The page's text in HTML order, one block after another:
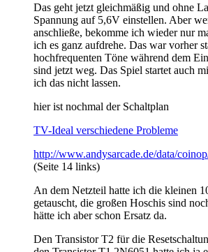
Das geht jetzt gleichmäßig und ohne
Spannung auf 5,6V einstellen. Aber
anschließe, bekomme ich wieder nur
ich es ganz aufdrehe. Das war vorher
hochfrequenten Töne während dem
sind jetzt weg. Das Spiel startet auch
ich das nicht lassen.
hier ist nochmal der Schaltplan
TV-Ideal verschiedene Probleme
http://www.andysarcade.de/data/
(Seite 14 links)
An dem Netzteil hatte ich die kleinen
getauscht, die großen Hoschis sind
hätte ich aber schon Ersatz da.
Den Transistor T2 für die